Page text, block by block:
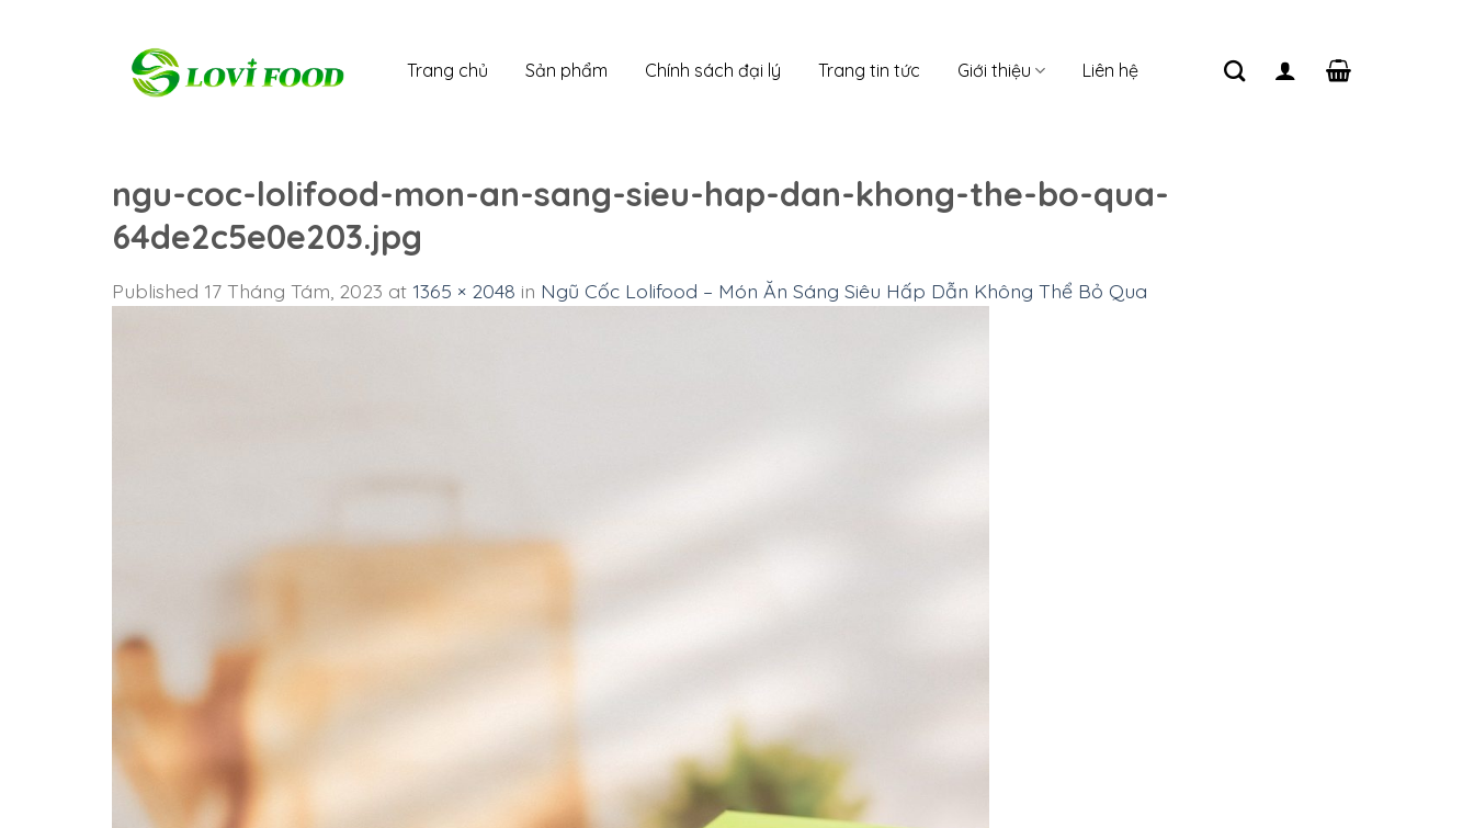
Trang chủ Sản phẩm Chính sách đại lý Trang tin tức Giới thiệu Liên hệ
ngu-coc-lolifood-mon-an-sang-sieu-hap-dan-khong-the-bo-qua-
64de2c5e0e203.jpg
Published 17 Tháng Tám, 2023 at 1365 × 2048 in Ngũ Cốc Lolifood – Món Ăn Sáng Siêu Hấp Dẫn Không Thể Bỏ Qua